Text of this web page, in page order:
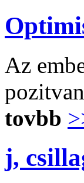
Az
tovbb
j,